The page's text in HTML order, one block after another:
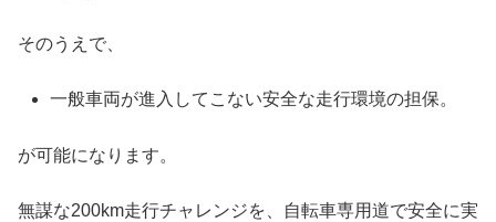
そのうえで、
一般車両が進入してこない安全な走行環境の担保。
が可能になります。
無謀な200km走行チャレンジを、自転車専用道で安全に実